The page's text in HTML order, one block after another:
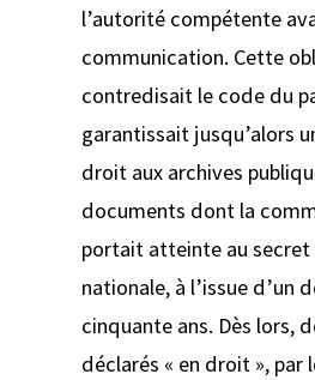
l’autorité compétente
communication. Cette
contredisait le code du
garantissait jusqu’alors
droit aux archives
documents dont la
portait atteinte au secret
nationale, à l’issue d’un
cinquante ans. Dès lors,
déclarés « en droit », par